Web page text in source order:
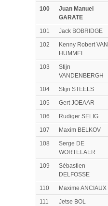
100
Juan Manuel
GARATE
101 Jack BOBRIDGE
102
Kenny Robert VAN
HUMMEL
103
Stijn
VANDENBERGH
104 Stijn STEELS
105
Gert JOEAAR
106
Rudiger SELIG
107
Maxim BELKOV
108
Serge DE
WORTELAER
109
Sébastien
DELFOSSE
110 Maxime ANCIAUX
111
Jetse BOL